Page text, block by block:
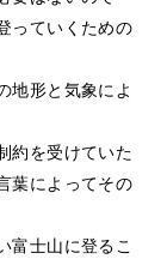
っていくための
地形と気象によ
約を受けていた
葉によってその
富士山に登るこ